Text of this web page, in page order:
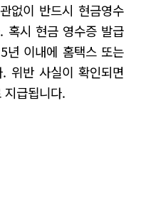
없이 반드시 현금영수
. 혹시 현금 영수증 발급
5년 이내에 홈택스 또는
. 위반 사실이 확인되면
지급됩니다.